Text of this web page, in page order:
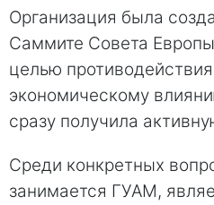
Организация была
Саммите Совета
целью
экономическому
сразу получила
Среди конкретных
занимается ГУАМ,